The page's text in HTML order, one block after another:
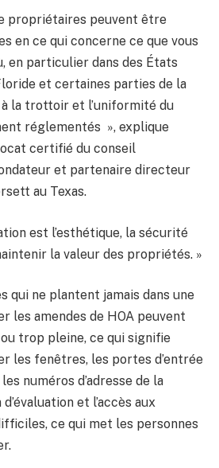
propriétaires peuvent être
en ce qui concerne ce que vous
en particulier dans des États
et certaines parties de la
à la trottoir et l’uniformité du
réglementés », explique
certifié du conseil
et partenaire directeur
au Texas.
est l’esthétique, la sécurité
la valeur des propriétés. »
qui ne plantent jamais dans une
les amendes de HOA peuvent
trop pleine, ce qui signifie
les fenêtres, les portes d’entrée
numéros d’adresse de la
et l’accès aux
ce qui met les personnes